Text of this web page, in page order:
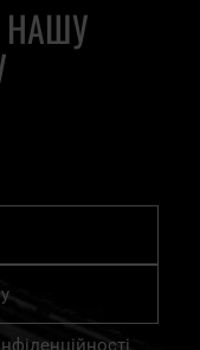
НАШУ